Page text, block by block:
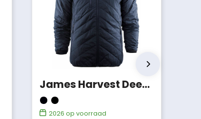
James Harvest Deer Ridge Jas Men
2026 op voorraad